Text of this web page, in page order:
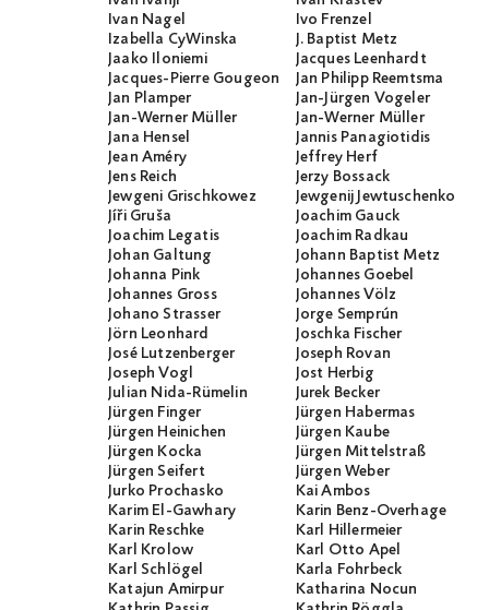
Ivan Nagel
Ivo Frenzel
Izabella CyWinska
J. Baptist Metz
Jaako Iloniemi
Jacques Leenhardt
Jacques-Pierre Gougeon
Jan Philipp Reemtsma
Jan Plamper
Jan-Jürgen Vogeler
Jan-Werner Müller
Jan-Werner Müller
Jana Hensel
Jannis Panagiotidis
Jean Améry
Jeffrey Herf
Jens Reich
Jerzy Bossack
Jewgeni Grischkowez
Jewgenij Jewtuschenko
Jíři Gruša
Joachim Gauck
Joachim Legatis
Joachim Radkau
Johan Galtung
Johann Baptist Metz
Johanna Pink
Johannes Goebel
Johannes Gross
Johannes Völz
Johano Strasser
Jorge Semprún
Jörn Leonhard
Joschka Fischer
José Lutzenberger
Joseph Rovan
Joseph Vogl
Jost Herbig
Julian Nida-Rümelin
Jurek Becker
Jürgen Finger
Jürgen Habermas
Jürgen Heinichen
Jürgen Kaube
Jürgen Kocka
Jürgen Mittelstraß
Jürgen Seifert
Jürgen Weber
Jurko Prochasko
Kai Ambos
Karim El-Gawhary
Karin Benz-Overhage
Karin Reschke
Karl Hillermeier
Karl Krolow
Karl Otto Apel
Karl Schlögel
Karla Fohrbeck
Katajun Amirpur
Katharina Nocun